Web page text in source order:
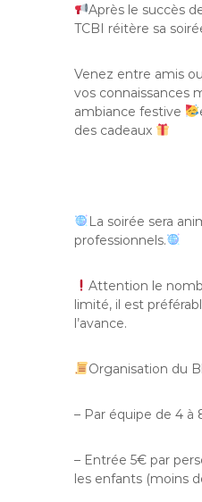
Après le succès
TCBI réitère sa
Venez entre amis
vos connaissances
ambiance festive
des cadeaux
La soirée sera
professionnels.
Attention le
limité, il est
l’avance.
Organisation du
– Par équipe de 4 à
– Entrée 5€ par
les enfants (moins